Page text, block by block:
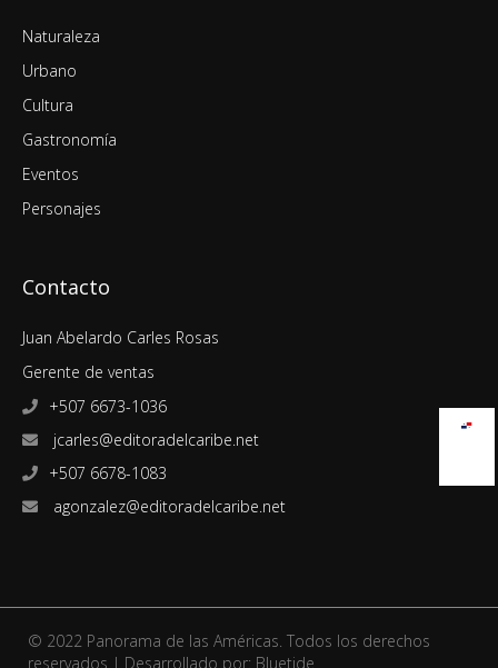
Naturaleza
Urbano
Cultura
Gastronomía
Eventos
Personajes
Contacto
Juan Abelardo Carles Rosas
Gerente de ventas
+507 6673-1036
jcarles@editoradelcaribe.net
+507 6678-1083
agonzalez@editoradelcaribe.net
© 2022 Panorama de las Américas. Todos los derechos
reservados | Desarrollado por: Bluetide